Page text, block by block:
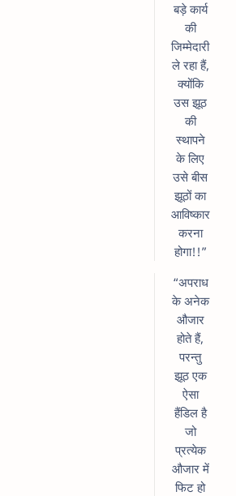
बड़े कार्य
की
जिम्मेदारी
ले रहा हैं,
क्योंकि
उस झूठ
की
स्थापने
के लिए
उसे बीस
झूठों का
आविष्कार
करना
होगा!!”
“अपराध
के अनेक
औजार
होते हैं,
परन्तु
झूठ एक
ऐसा
हैंडिल है
जो
प्रत्येक
औजार में
फिट हो